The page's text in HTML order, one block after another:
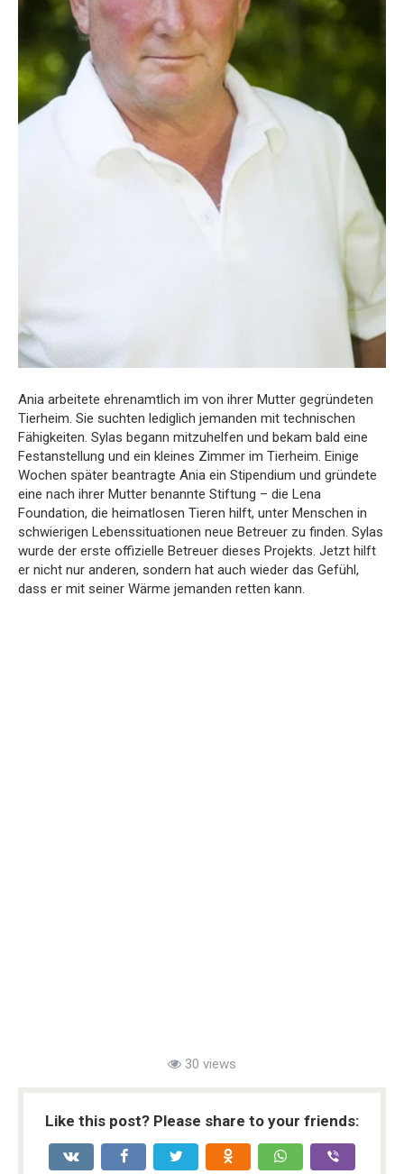
Ania arbeitete ehrenamtlich im von ihrer Mutter gegründeten
Tierheim. Sie suchten lediglich jemanden mit technischen
Fähigkeiten. Sylas begann mitzuhelfen und bekam bald eine
Festanstellung und ein kleines Zimmer im Tierheim. Einige
Wochen später beantragte Ania ein Stipendium und gründete
eine nach ihrer Mutter benannte Stiftung – die Lena
Foundation, die heimatlosen Tieren hilft, unter Menschen in
schwierigen Lebenssituationen neue Betreuer zu finden. Sylas
wurde der erste offizielle Betreuer dieses Projekts. Jetzt hilft
er nicht nur anderen, sondern hat auch wieder das Gefühl,
dass er mit seiner Wärme jemanden retten kann.
30 views
Like this post? Please share to your friends: